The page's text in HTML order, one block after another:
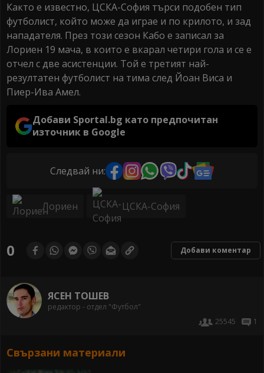
Както е известно, ЦСКА-София търси подобен тип
футболист, който може да играе и по крилото, и зад
нападателя. През този сезон Кабо е записал за
Лориен 19 мача, в които е вкарал четири гола и се е
отчел с две асистенции. Той е третият най-
резултатен футболист на тима след Йоан Виса и
Пиер-Ива Амел.
Добави Sportal.bg като предпочитан
източник в Google
Следвай ни:
Лориен ЦСКА-София
0 Добави коментар
ЯСЕН ТОШЕВ
редактор - отдел "Футбол"
25545
1
Свързани материали